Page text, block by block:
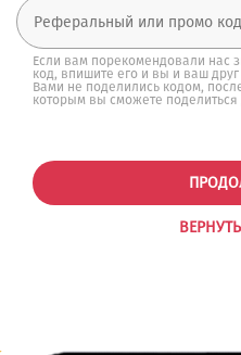
Если вам порекомендовали нас
код, впишите его и вы и ваш
Вами не поделились кодом,
которым вы сможете поделиться